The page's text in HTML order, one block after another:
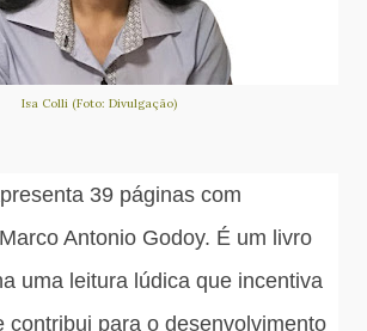
Isa Colli (Foto: Divulgação)
39 páginas com
Antonio Godoy. É um livro
uma leitura lúdica que incentiva
contribui para o desenvolvimento